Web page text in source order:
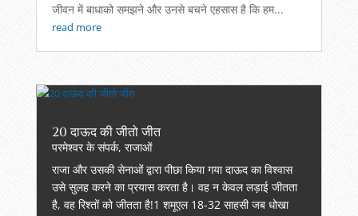
जीवन में बाधाको समझने और उनसे बचने एहसास है कि हम...
read more
20 दाऊद की जीतो जीत
परमेश्वर के संपर्क, राजाओं
राजा और उसकी सेनाओं द्वारा पीछा किया गया दाऊद का विश्वास
उसे सुलह करने का प्रयास करता है। वह न केवल लड़ाई जीतता
है, वह रिश्तों को जीतता है!1 शमूएल 18-32 साहसी जब धोखा